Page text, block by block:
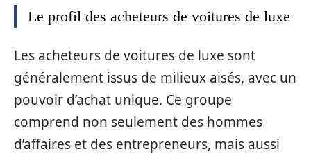
Le profil des acheteurs de voitures de luxe
Les acheteurs de voitures de luxe sont
généralement issus de milieux aisés, avec un
pouvoir d’achat unique. Ce groupe
comprend non seulement des hommes
d’affaires et des entrepreneurs, mais aussi